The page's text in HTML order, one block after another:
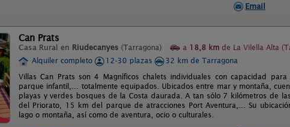
Email
Can Prats
Casa Rural en Riudecanyes (Tarragona) a 18,8 km de La Vilella Alta
Alquiler completo
12-30 plazas
32 km de Tarragona
Villas Can Prats son 4 Magníficos chalets individuales con capacidad
parque infantil,... totalmente equipados. Ubicados entre mar y montaña,
playas y verdes bosques de la Costa daurada. A tan sólo 7 kilómetros de
del Priorato, 15 km del parque de atracciones Port Aventura,... Su
lago o montaña, así como de aventura, ocio o culturales.